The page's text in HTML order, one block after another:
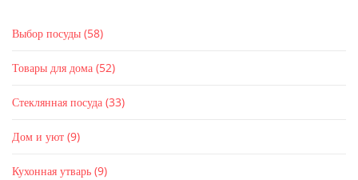
Выбор посуды (58)
Товары для дома (52)
Стеклянная посуда (33)
Дом и уют (9)
Кухонная утварь (9)